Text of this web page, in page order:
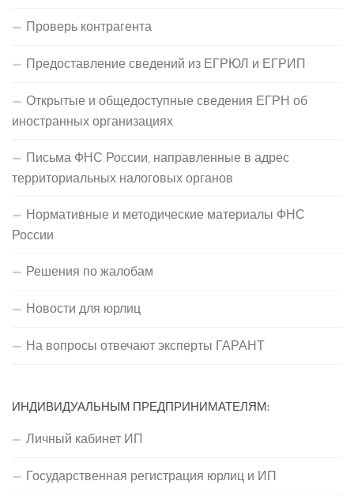
Проверь контрагента
Предоставление сведений из ЕГРЮЛ и ЕГРИП
Открытые и общедоступные сведения ЕГРН об
иностранных организациях
Письма ФНС России, направленные в адрес
территориальных налоговых органов
Нормативные и методические материалы ФНС
России
Решения по жалобам
Новости для юрлиц
На вопросы отвечают эксперты ГАРАНТ
ИНДИВИДУАЛЬНЫМ ПРЕДПРИНИМАТЕЛЯМ:
Личный кабинет ИП
Государственная регистрация юрлиц и ИП